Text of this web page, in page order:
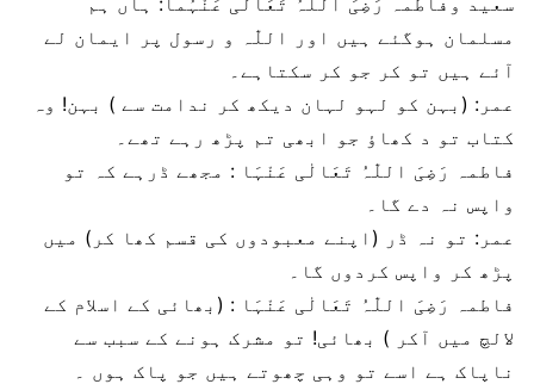
مسلمان ہوگئے ہیں اور اللّٰہ و رسول پر ایمان لے
آئے ہیں تو کر جو کر سکتاہے۔
عمر: (بہن کو لہو لہان دیکھ کر ندامت سے ) بہن! وہ
کتاب تو د کھاؤ جو ابھی تم پڑھ رہے تھے۔
فاطمہ رَضِیَ اللّٰہُ تَعَالٰی عَنْہَا : مجھے ڈرہے کہ تو
واپس نہ دے گا۔
عمر: تو نہ ڈر (اپنے معبودوں کی قسم کھا کر) میں
پڑھ کر واپس کردوں گا۔
فاطمہ رَضِیَ اللّٰہُ تَعَالٰی عَنْہَا : (بھائی کے اسلام کے
لالچ میں آکر ) بھائی! تو مشرک ہونے کے سبب سے
ناپاک ہے اسے تو وہی چھوتے ہیں جو پاک ہوں ۔